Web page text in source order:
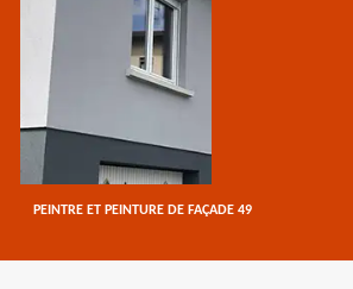
PEINTRE ET PEINTURE DE FAÇADE 49